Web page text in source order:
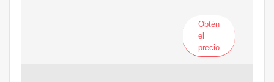
Obtén
el
precio